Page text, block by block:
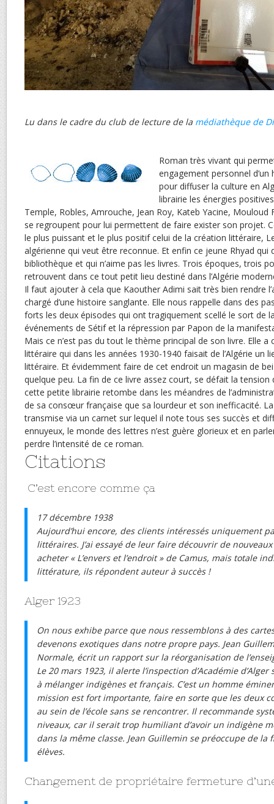
Lu dans le cadre du club de lecture de la médiathèque de
Roman très vivant qui
engagement personnel
pour diffuser la culture en
librairie les énergies
Temple, Robles, Amrouche, Jean Roy, Kateb Yacine, Mouloud
se regroupent pour lui permettent de faire exister son projet.
le plus puissant et le plus positif celui de la création littéraire,
algérienne qui veut être reconnue. Et enfin ce jeune Rhyad qui
bibliothèque et qui n’aime pas les livres. Trois époques, trois
retrouvent dans ce tout petit lieu destiné dans l’Algérie
Il faut ajouter à cela que Kaouther Adimi sait très bien rendre
chargé d’une histoire sanglante. Elle nous rappelle dans des
forts les deux épisodes qui ont tragiquement scellé le sort de
événements de Sétif et la répression par Papon de la
Mais ce n’est pas du tout le thème principal de son livre. Elle a
littéraire qui dans les années 1930-1940 faisait de l’Algérie un
littéraire. Et évidemment faire de cet endroit un magasin de
quelque peu. La fin de ce livre assez court, se défait la
cette petite librairie retombe dans les méandres de
de sa consœur française que sa lourdeur et son inefficacité.
transmise via un carnet sur lequel il note tous ses succès et
ennuyeux, le monde des lettres n’est guère glorieux et en
perdre l’intensité de ce roman.
Citations
C’est encore comme ça
17 décembre 1938
Aujourd’hui encore, des clients intéressés uniquement
littéraires. J’ai essayé de leur faire découvrir de
acheter « L’envers et l’endroit » de Camus, mais totale
littérature, ils répondent auteur à succès !
Alger 1923
On nous exhibe parce que nous ressemblons à des
devenons exotiques dans notre propre pays. Jean
Normale, écrit un rapport sur la réorganisation de
Le 20 mars 1923, il alerte l’inspection d’Académie
à mélanger indigènes et français. C’est un homme
mission est fort importante, faire en sorte que les deux
au sein de l’école sans se rencontrer. Il recommande
niveaux, car il serait trop humiliant d’avoir un indigène
dans la même classe. Jean Guillemin se préoccupe de la
élèves.
Changement de propriétaire fermeture